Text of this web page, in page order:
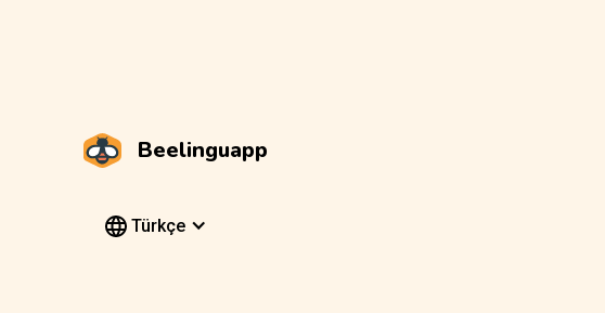
Beelinguapp
Türkçe